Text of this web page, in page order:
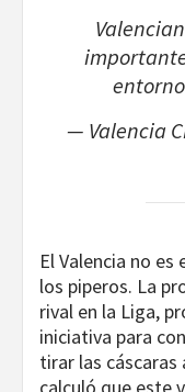
— Valencia
El Valencia no
los piperos. La
rival en la Liga,
iniciativa para
tirar las cáscaras
calculó que este